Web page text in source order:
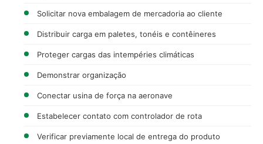
Solicitar nova embalagem de mercadoria ao cliente
Distribuir carga em paletes, tonéis e contêineres
Proteger cargas das intempéries climáticas
Demonstrar organização
Conectar usina de força na aeronave
Estabelecer contato com controlador de rota
Verificar previamente local de entrega do produto